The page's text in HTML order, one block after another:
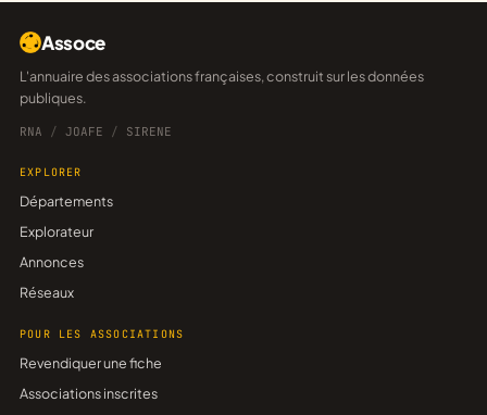
Assoce
L'annuaire des associations françaises, construit sur les données
publiques.
RNA / JOAFE / SIRENE
EXPLORER
Départements
Explorateur
Annonces
Réseaux
POUR LES ASSOCIATIONS
Revendiquer une fiche
Associations inscrites